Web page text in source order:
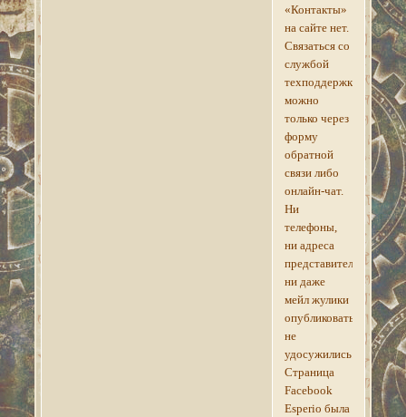
«Контакты»
на сайте нет.
Связаться со
службой
техподдержки
можно
только через
форму
обратной
связи либо
онлайн-чат.
Ни
телефоны,
ни адреса
представительств,
ни даже
мейл жулики
опубликовать
не
удосужились.
Страница
Facebook
Esperio была